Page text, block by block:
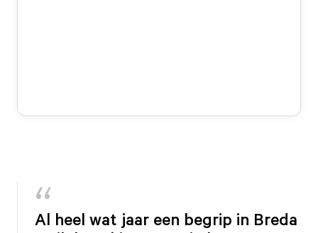
Al heel wat jaar een begrip in Breda